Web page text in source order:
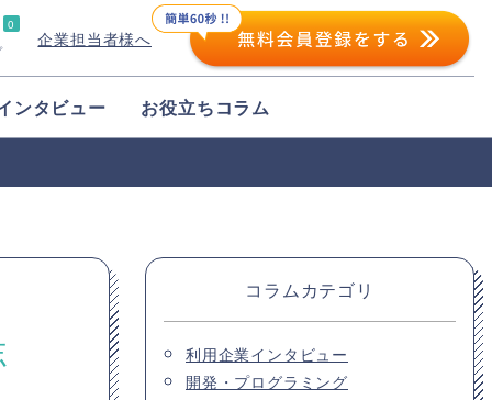
0
企業担当者様へ
ンタビュー お役立ちコラム
コラムカテゴリ
利用企業インタビュー
開発・プログラミング